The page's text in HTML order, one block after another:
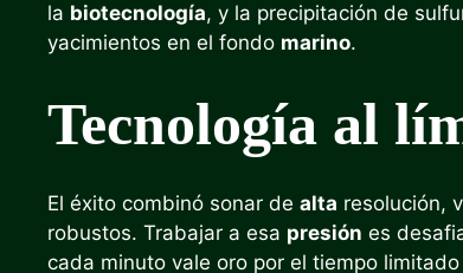
la biotecnología, y la precipitación de
yacimientos en el fondo marino.
Tecnología al
El éxito combinó sonar de alta resolución,
robustos. Trabajar a esa presión es
cada minuto vale oro por el tiempo